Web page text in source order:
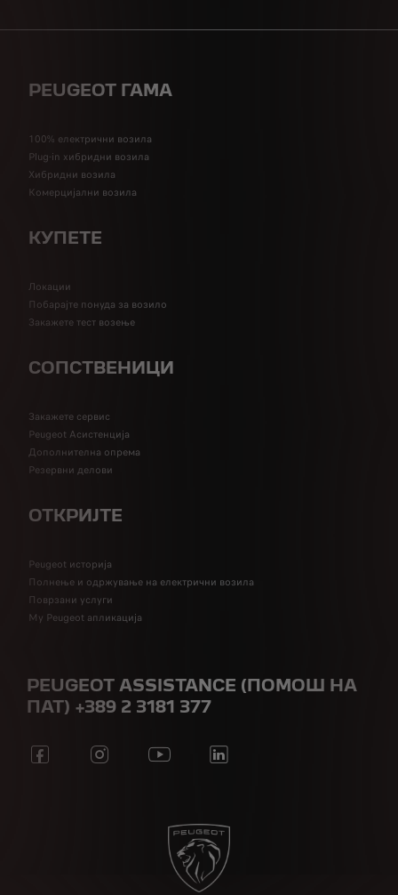
PEUGEOT ГАМА
100% електрични возила
Plug-in хибридни возила
Хибридни возила
Комерцијални возила
КУПЕТЕ
Локации
Побарајте понуда за возило
Закажете тест возење
СОПСТВЕНИЦИ
Закажете сервис
Peugeot Асистенција
Дополнителна опрема
Резервни делови
ОТКРИЈТЕ
Peugeot историја
Полнење и одржување на електрични возила
Поврзани услуги
My Peugeot апликација
PEUGEOT ASSISTANCE (ПОМОШ НА
ПАТ) +389 2 3181 377